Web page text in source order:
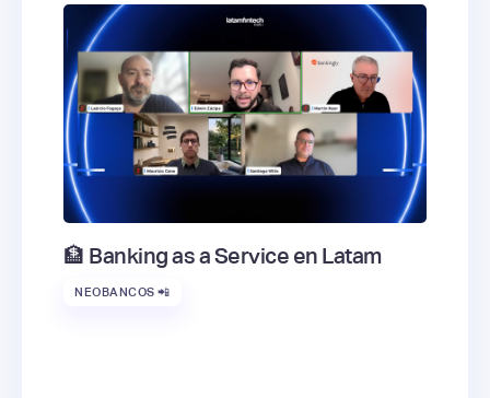
🏦 Banking as a Service en Latam
NEOBANCOS 📲